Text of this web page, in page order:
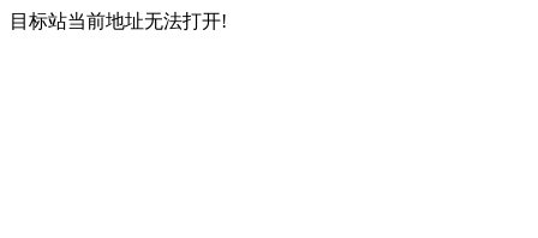
目标站当前地址无法打开!